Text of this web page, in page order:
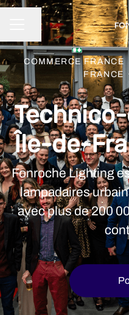
MENU CARRIÈRE
Partager la page
COMMERCE FRANCE
FRANCE ·
Île-de-
Fonroche Lighting
lampadaires
avec plus de 200